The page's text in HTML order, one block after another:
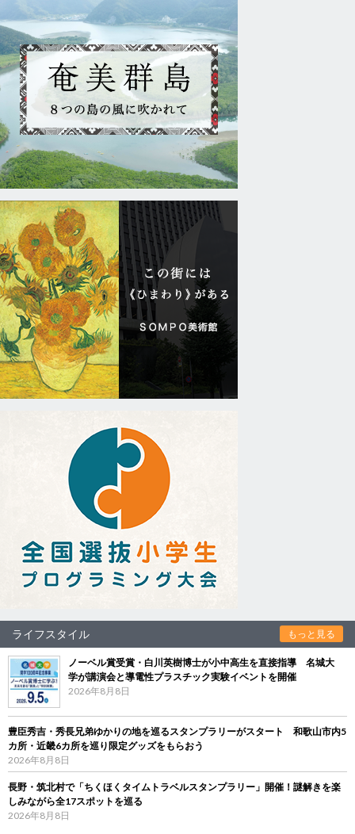
ライフスタイル もっと見る
ノーベル賞受賞・白川英樹博士が小中高生を直接指導 名城大
学が講演会と導電性プラスチック実験イベントを開催
2026年8月8日
豊臣秀吉・秀長兄弟ゆかりの地を巡るスタンプラリーがスタート 和歌山市内5
カ所・近畿6カ所を巡り限定グッズをもらおう
2026年8月8日
長野・筑北村で「ちくほくタイムトラベルスタンプラリー」開催！謎解きを楽
しみながら全17スポットを巡る
2026年8月8日